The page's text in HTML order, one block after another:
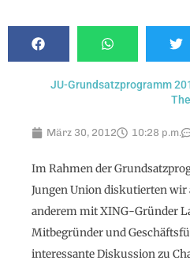
JU-Grundsatzprogramm
März 30, 2012 10:28 p.m.
Im Rahmen der
Jungen Union diskutierten wir
anderem mit XING-Gründer
Mitbegründer und
interessante Diskussion zu